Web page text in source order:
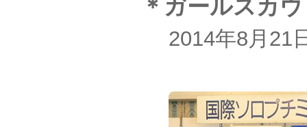
＊ガールスカ
2014年8月